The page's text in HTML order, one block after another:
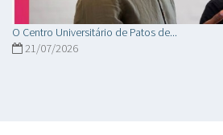
O Centro Universitário de Patos de...
21/07/2026